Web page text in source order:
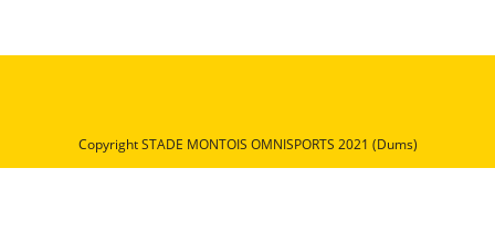
Copyright STADE MONTOIS OMNISPORTS 2021 (Dums)